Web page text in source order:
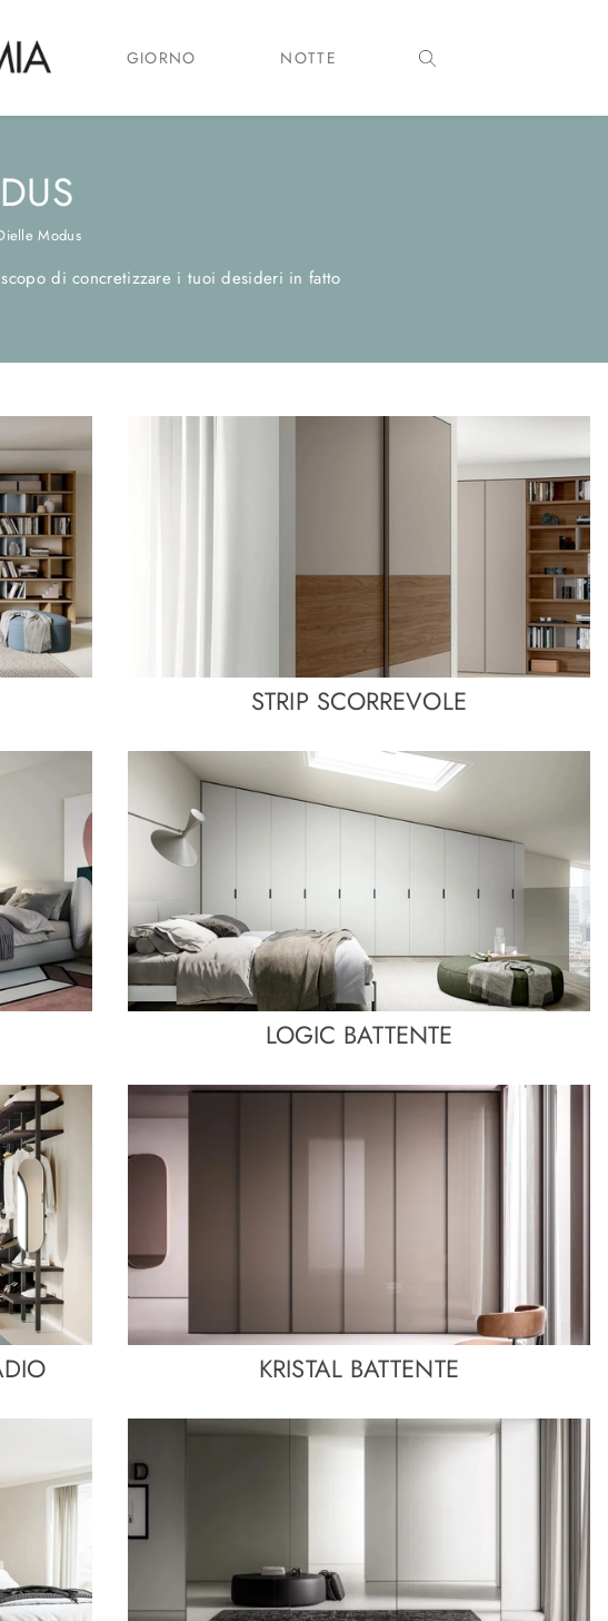
GIORNO NOTTE
Modus
di concretizzare i tuoi desideri in fatto
STRIP SCORREVOLE
LOGIC BATTENTE
KRISTAL BATTENTE